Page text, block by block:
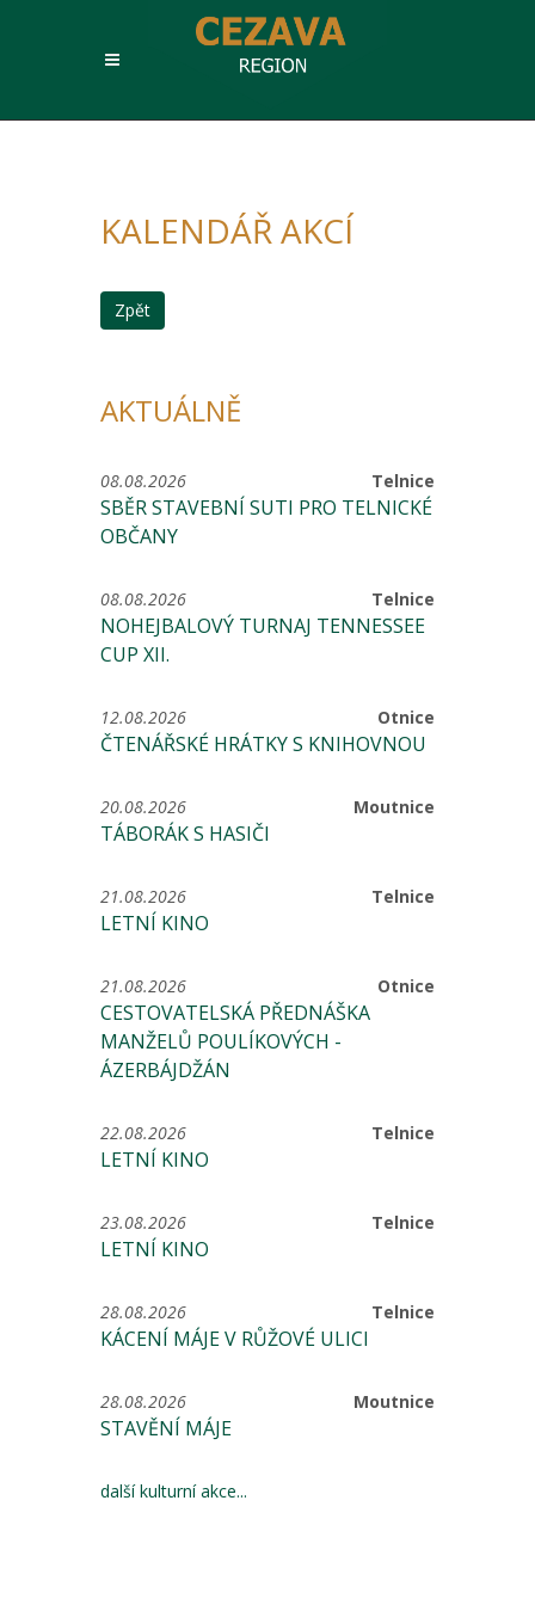
KALENDÁŘ AKCÍ
Zpět
AKTUÁLNĚ
Telnice
08.08.2026
SBĚR STAVEBNÍ SUTI PRO TELNICKÉ
OBČANY
Telnice
08.08.2026
NOHEJBALOVÝ TURNAJ TENNESSEE
CUP XII.
Otnice
12.08.2026
ČTENÁŘSKÉ HRÁTKY S KNIHOVNOU
Moutnice
20.08.2026
TÁBORÁK S HASIČI
Telnice
21.08.2026
LETNÍ KINO
Otnice
21.08.2026
CESTOVATELSKÁ PŘEDNÁŠKA
MANŽELŮ POULÍKOVÝCH -
ÁZERBÁJDŽÁN
Telnice
22.08.2026
LETNÍ KINO
Telnice
23.08.2026
LETNÍ KINO
Telnice
28.08.2026
KÁCENÍ MÁJE V RŮŽOVÉ ULICI
Moutnice
28.08.2026
STAVĚNÍ MÁJE
další kulturní akce...